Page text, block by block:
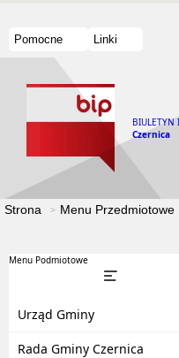
Pomocne Linki
BIULETYN
Czernica
Strona Menu Przedmiotowe
Menu Podmiotowe
Urząd Gminy
Rada Gminy Czernica